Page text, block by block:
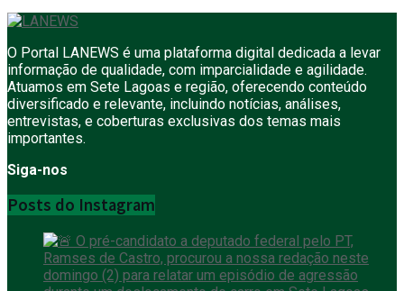
O Portal LANEWS é uma plataforma digital dedicada a levar
informação de qualidade, com imparcialidade e agilidade.
Atuamos em Sete Lagoas e região, oferecendo conteúdo
diversificado e relevante, incluindo notícias, análises,
entrevistas, e coberturas exclusivas dos temas mais
importantes.
Siga-nos
Posts do Instagram